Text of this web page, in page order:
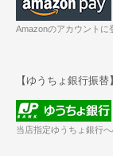
Amazonのアカウントに
【ゆうちょ銀行振替】
当店指定ゆうちょ銀行